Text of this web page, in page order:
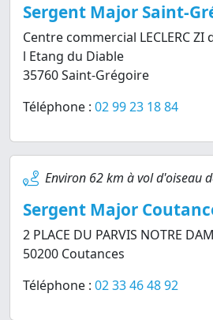
Sergent Major Saint-
Centre commercial LECLERC
l Etang du Diable
35760 Saint-Grégoire
Téléphone : 02 99 23 18 84
Environ 62 km à vol d'oiseau
Sergent Major
2 PLACE DU PARVIS NOTRE
50200 Coutances
Téléphone : 02 33 46 48 92